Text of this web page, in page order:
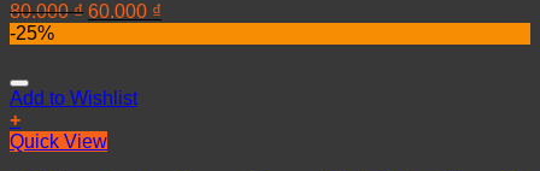
80.000₫ 60.000 ₫
-25%
Add to Wishlist
+
Quick View